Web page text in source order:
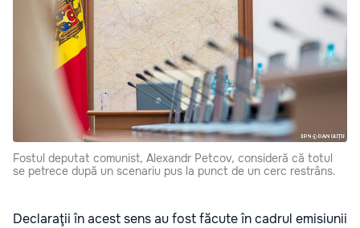
Fostul deputat comunist, Alexandr Petcov, consideră că totul
se petrece după un scenariu pus la punct de un cerc restrâns.
Declaraţii în acest sens au fost făcute în cadrul emisiunii